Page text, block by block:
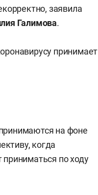
заявила
Галимова.
принимает
на фоне
когда
по ходу